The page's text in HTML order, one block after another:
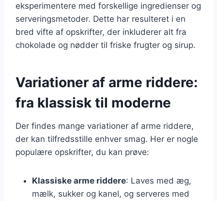
eksperimentere med forskellige ingredienser og
serveringsmetoder. Dette har resulteret i en
bred vifte af opskrifter, der inkluderer alt fra
chokolade og nødder til friske frugter og sirup.
Variationer af arme riddere:
fra klassisk til moderne
Der findes mange variationer af arme riddere,
der kan tilfredsstille enhver smag. Her er nogle
populære opskrifter, du kan prøve:
Klassiske arme riddere: Laves med æg,
mælk, sukker og kanel, og serveres med